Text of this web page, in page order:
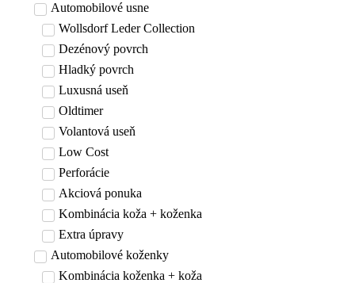
Automobilové usne
Wollsdorf Leder Collection
Dezénový povrch
Hladký povrch
Luxusná useň
Oldtimer
Volantová useň
Low Cost
Perforácie
Akciová ponuka
Kombinácia koža + koženka
Extra úpravy
Automobilové koženky
Kombinácia koženka + koža